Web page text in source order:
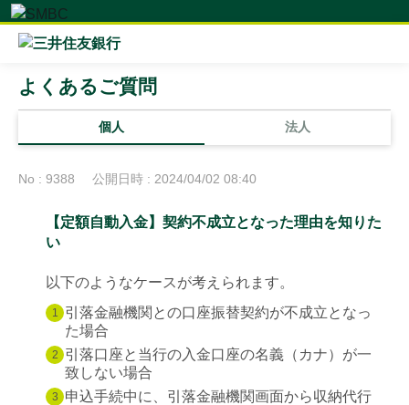
個人 法人
よくあるご質問
No : 9388 公開日時 : 2024/04/02 08:40
【定額自動入金】契約不成立となった理由を知りた
い
以下のようなケースが考えられます。
1
引落金融機関との口座振替契約が不成立となっ
た場合
2
引落口座と当行の入金口座の名義（カナ）が一
致しない場合
3
申込手続中に、引落金融機関画面から収納代行